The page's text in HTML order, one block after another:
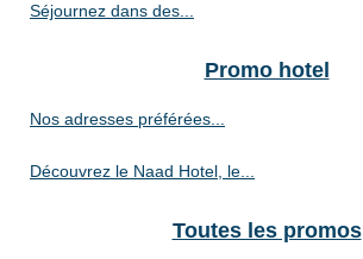
Séjournez dans des...
Promo hotel
Nos adresses préférées...
Découvrez le Naad Hotel, le...
Toutes les promos